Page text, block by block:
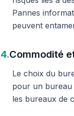
Pannes
peuvent
4.Commodité
Le choix du
pour un bureau
les bureaux de